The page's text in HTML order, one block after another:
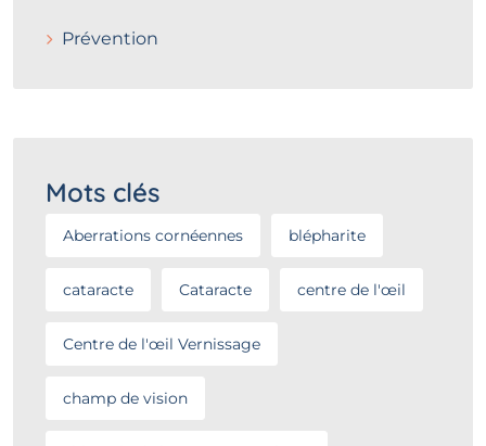
Prévention
Mots clés
Aberrations cornéennes blépharite
cataracte Cataracte centre de l'œil
Centre de l'œil Vernissage
champ de vision